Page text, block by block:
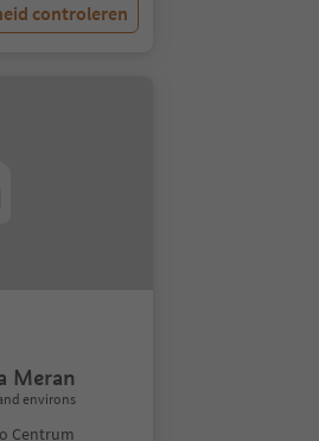
controleren
Meran
environs
Centrum